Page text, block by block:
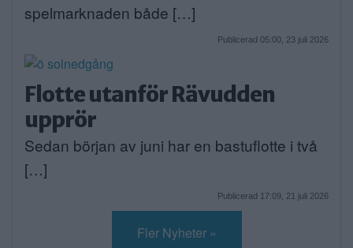
spelmarknaden både […]
Publicerad 05:00, 23 juli 2026
Flotte utanför Rävudden
upprör
Sedan början av juni har en bastuflotte i två
[…]
Publicerad 17:09, 21 juli 2026
Fler Nyheter »